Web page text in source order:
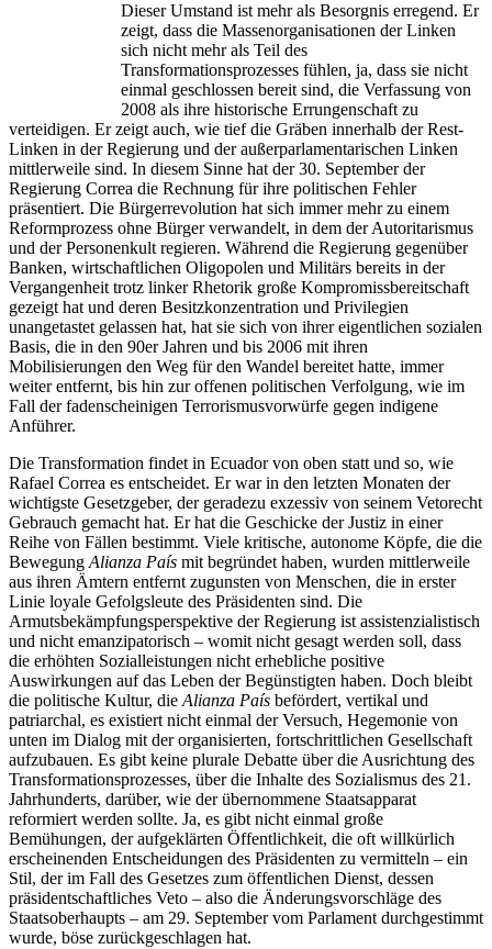
Dieser Umstand ist mehr als Besorgnis erregend. Er
zeigt, dass die Massenorganisationen der Linken
sich nicht mehr als Teil des
Transformationsprozesses fühlen, ja, dass sie nicht
einmal geschlossen bereit sind, die Verfassung von
2008 als ihre historische Errungenschaft zu
verteidigen. Er zeigt auch, wie tief die Gräben innerhalb der Rest-
Linken in der Regierung und der außerparlamentarischen Linken
mittlerweile sind. In diesem Sinne hat der 30. September der
Regierung Correa die Rechnung für ihre politischen Fehler
präsentiert. Die Bürgerrevolution hat sich immer mehr zu einem
Reformprozess ohne Bürger verwandelt, in dem der Autoritarismus
und der Personenkult regieren. Während die Regierung gegenüber
Banken, wirtschaftlichen Oligopolen und Militärs bereits in der
Vergangenheit trotz linker Rhetorik große Kompromissbereitschaft
gezeigt hat und deren Besitzkonzentration und Privilegien
unangetastet gelassen hat, hat sie sich von ihrer eigentlichen sozialen
Basis, die in den 90er Jahren und bis 2006 mit ihren
Mobilisierungen den Weg für den Wandel bereitet hatte, immer
weiter entfernt, bis hin zur offenen politischen Verfolgung, wie im
Fall der fadenscheinigen Terrorismusvorwürfe gegen indigene
Anführer.
Die Transformation findet in Ecuador von oben statt und so, wie
Rafael Correa es entscheidet. Er war in den letzten Monaten der
wichtigste Gesetzgeber, der geradezu exzessiv von seinem Vetorecht
Gebrauch gemacht hat. Er hat die Geschicke der Justiz in einer
Reihe von Fällen bestimmt. Viele kritische, autonome Köpfe, die die
Bewegung Alianza País mit begründet haben, wurden mittlerweile
aus ihren Ämtern entfernt zugunsten von Menschen, die in erster
Linie loyale Gefolgsleute des Präsidenten sind. Die
Armutsbekämpfungsperspektive der Regierung ist assistenzialistisch
und nicht emanzipatorisch – womit nicht gesagt werden soll, dass
die erhöhten Sozialleistungen nicht erhebliche positive
Auswirkungen auf das Leben der Begünstigten haben. Doch bleibt
die politische Kultur, die Alianza País befördert, vertikal und
patriarchal, es existiert nicht einmal der Versuch, Hegemonie von
unten im Dialog mit der organisierten, fortschrittlichen Gesellschaft
aufzubauen. Es gibt keine plurale Debatte über die Ausrichtung des
Transformationsprozesses, über die Inhalte des Sozialismus des 21.
Jahrhunderts, darüber, wie der übernommene Staatsapparat
reformiert werden sollte. Ja, es gibt nicht einmal große
Bemühungen, der aufgeklärten Öffentlichkeit, die oft willkürlich
erscheinenden Entscheidungen des Präsidenten zu vermitteln – ein
Stil, der im Fall des Gesetzes zum öffentlichen Dienst, dessen
präsidentschaftliches Veto – also die Änderungsvorschläge des
Staatsoberhaupts – am 29. September vom Parlament durchgestimmt
wurde, böse zurückgeschlagen hat.